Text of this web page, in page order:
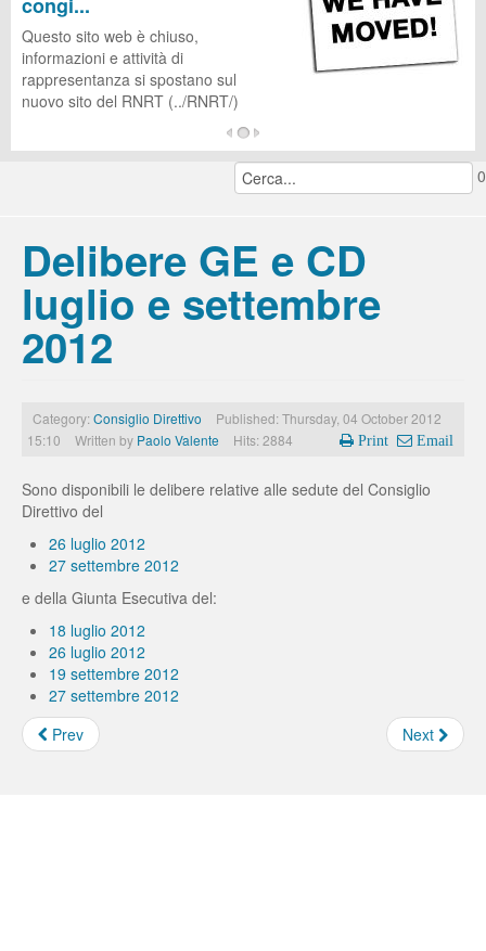
Questo sito web è chiuso,
informazioni e attività di
rappresentanza si spostano sul
nuovo sito del RNRT (../RNRT/)
0
Delibere GE e CD
luglio e settembre
2012
Category: Consiglio Direttivo
Published: Thursday, 04 October 2012
15:10
Written by Paolo Valente Hits: 2884 Print Email
Sono disponibili le delibere relative alle sedute del Consiglio
Direttivo del
26 luglio 2012
27 settembre 2012
e della Giunta Esecutiva del:
18 luglio 2012
26 luglio 2012
19 settembre 2012
27 settembre 2012
Prev
Next
CUG